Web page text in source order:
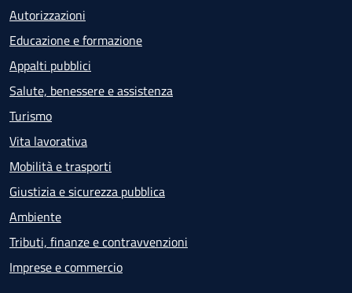
Autorizzazioni
Educazione e formazione
Appalti pubblici
Salute, benessere e assistenza
Turismo
Vita lavorativa
Mobilità e trasporti
Giustizia e sicurezza pubblica
Ambiente
Tributi, finanze e contravvenzioni
Imprese e commercio